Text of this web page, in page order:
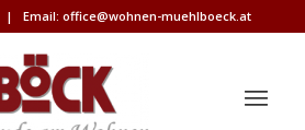
| Email:office@wohnen-muehlboeck.at